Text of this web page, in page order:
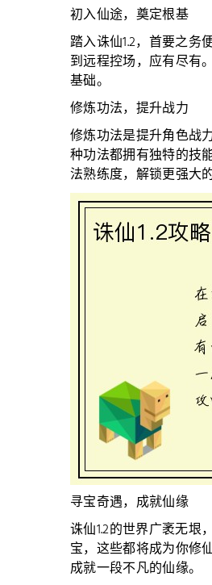
初入仙途，奠定根基
踏入诛仙1.2，首要之
到远程控场，应有尽有
基础。
修炼功法，提升战力
修炼功法是提升角色战
种功法都拥有独特的技
法熟练度，解锁更强大
寻宝奇遇，成就仙缘
诛仙1.2的世界广袤无
宝，这些都将成为你修
成就一段不凡的仙缘。